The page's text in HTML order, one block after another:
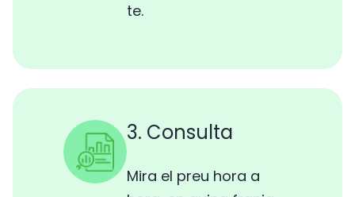
te.
3. Consulta
Mira el preu hora a